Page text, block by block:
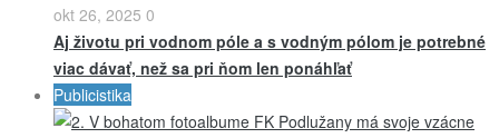
okt 26, 2025 0
Aj životu pri vodnom póle a s vodným pólom je potrebné
viac dávať, než sa pri ňom len ponáhľať
Publicistika